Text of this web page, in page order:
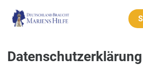
Datenschutzerklärung